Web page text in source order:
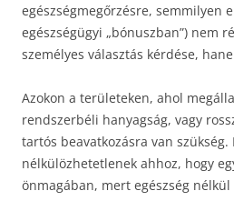
egészségmegőrzésre, semmilyen
egészségügyi „bónuszban”) nem
személyes választás kérdése,
Azokon a területeken, ahol
rendszerbéli hanyagság, vagy
tartós beavatkozásra van
nélkülözhetetlenek ahhoz, hogy
önmagában, mert egészség